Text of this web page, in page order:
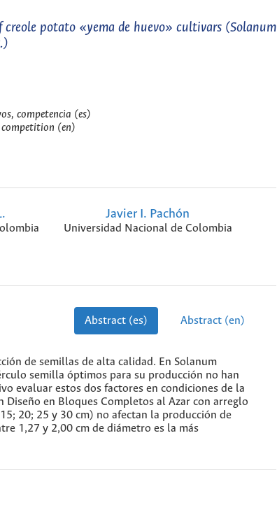
potato «yema de huevo» cultivars (Solanum
competencia (es)
(en)
Javier I. Pachón
Universidad Nacional de Colombia
Abstract (es) Abstract (en)
de semillas de alta calidad. En Solanum
semilla óptimos para su producción no han
evaluar estos dos factores en condiciones de la
Diseño en Bloques Completos al Azar con arreglo
20; 25 y 30 cm) no afectan la producción de
1,27 y 2,00 cm de diámetro es la más